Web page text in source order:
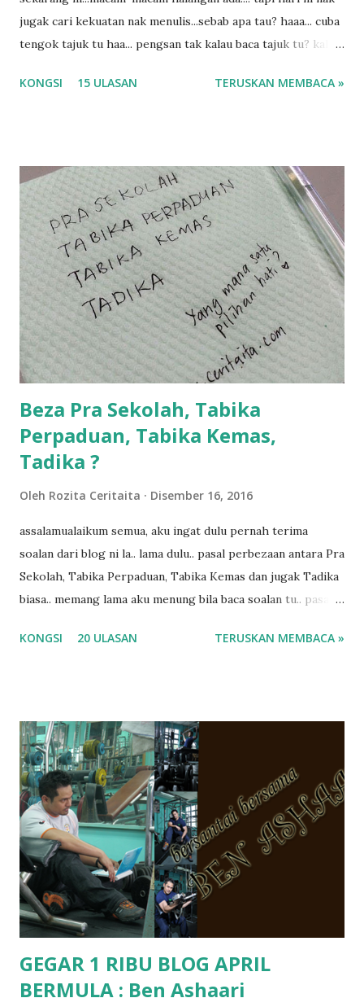
jugak cari kekuatan nak menulis...sebab apa tau? haaa... cuba
tengok tajuk tu haa... pengsan tak kalau baca tajuk tu? kalau
tau? yang sebut tu anak aku....diulangi ANAK AKU ....adoiiii
balik keja aku ajak la shah singgah Giant beli barang
sikit...dalam perjalanan dari dalam kereta tu biasalah kan
kami memang akan pimpin anak-anak jalan sampai masuk
dalam... dan kebiasanya bagi anak 4 macam kami ni bahagi-
bahagi lah siapa nak pimpin siapa... dan biasanya aku akan
dukung adik hadi sambil pimpin kakak husna... yang abg
ngah dengan abg long terserah pada shah la pulak.. tapi
kalau ikut anak-anak semua nak ummi pimpin... ajer rebeh
ba...
KONGSI 15 ULASAN TERUSKAN MEMBACA »
Beza Pra Sekolah, Tabika
Perpaduan, Tabika Kemas,
Tadika ?
Oleh Rozita Ceritaita Disember 16, 2016
assalamualaikum semua, aku ingat dulu pernah terima
soalan dari blog ni la.. lama dulu.. pasal perbezaan antara Pra
Sekolah, Tabika Perpaduan, Tabika Kemas dan jugak Tadika
biasa.. memang lama aku menung bila baca soalan tu.. pasal
ko.. masa tu aku baru je ada anak sorang dan aku hentam je
tanya sapa-sapa pun masa tu.. bila fikir-fikirkan balik terasa
jugak masa alahai teruknya kami sebagai ibubapa.. dan kami
terasa jugak semakin teruk bila abg long dah masuk 2 tahun
kat salah satu tadika swasta ni.. tapi nampaknya kenal huruf
pun tak tau.. pengsan aku bila ingat balik.. aku mula fikir
mungkin sebab abg long sendiri jenis budak yang ada
masalah dyslexia.. tapi minor la.. nanti la aku cerita pasal
dyslexia tu.. lepas tu kami buat keputusan pu...
KONGSI 20 ULASAN TERUSKAN MEMBACA »
GEGAR 1 RIBU BLOG APRIL
BERMULA : Ben Ashaari